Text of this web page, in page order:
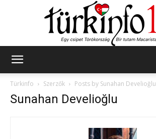
Türkinfo
Szerzők Posts by Sunahan Develioğlu
Sunahan Develioğlu